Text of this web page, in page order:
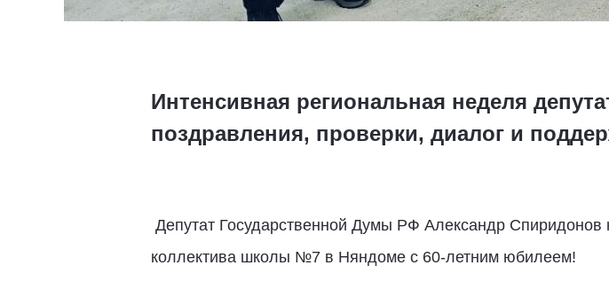
Интенсивная региональная неделя
поздравления, проверки, диалог и
Депутат Государственной Думы РФ Александр
коллектива школы №7 в Няндоме с 60-летним юбилеем!